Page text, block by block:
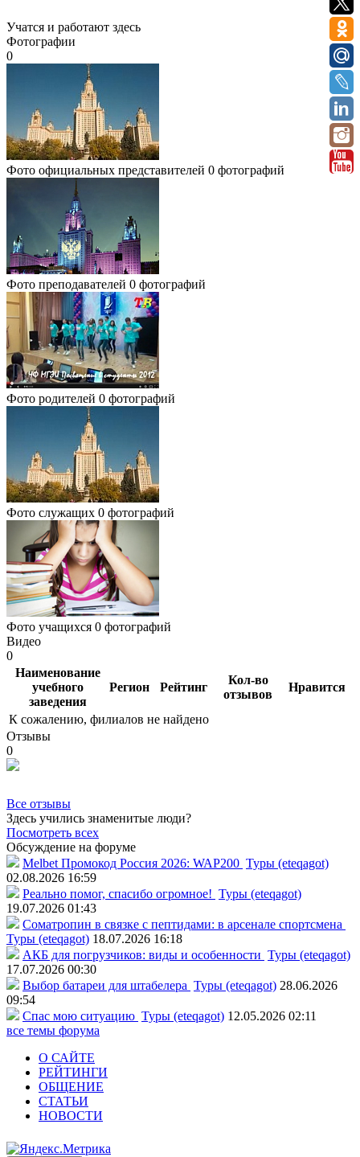
Учатся и работают здесь
Фотографии
0
Фото официальных представителей 0 фотографий
Фото преподавателей 0 фотографий
Фото родителей 0 фотографий
Фото служащих 0 фотографий
Фото учащихся 0 фотографий
Видео
0
Наименование
учебного
заведения
Регион Рейтинг
Кол-во
отзывов
Нравится
К сожалению, филиалов не найдено
Отзывы
0
Все отзывы
Здесь учились знаменитые люди?
Посмотреть всех
Обсуждение на форуме
Melbet Промокод Россия 2026: WAP200 Туры (eteqagot)
02.08.2026 16:59
Реально помог, спасибо огромное! Туры (eteqagot)
19.07.2026 01:43
Соматропин в связке с пептидами: в арсенале спортсмена
Туры (eteqagot) 18.07.2026 16:18
АКБ для погрузчиков: виды и особенности Туры (eteqagot)
17.07.2026 00:30
Выбор батареи для штабелера Туры (eteqagot) 28.06.2026
09:54
Спас мою ситуацию Туры (eteqagot) 12.05.2026 02:11
все темы форума
О САЙТЕ
РЕЙТИНГИ
ОБЩЕНИЕ
СТАТЬИ
НОВОСТИ